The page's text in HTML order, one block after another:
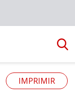
IMPRIMIR